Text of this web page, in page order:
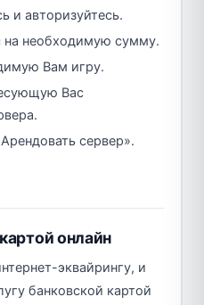
и авторизуйтесь.
на необходимую сумму.
Вам игру.
Вас
сервер».
онлайн
эквайрингу, и
банковской картой